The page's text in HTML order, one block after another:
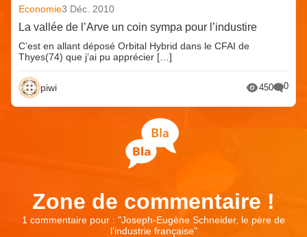
Economie3 Déc. 2010
La vallée de l’Arve un coin sympa pour l’industire
C’est en allant déposé Orbital Hybrid dans le CFAI de
Thyes(74) que j’ai pu apprécier […]
piwi 450 0
Zone de commentaire !
1 commentaire pour : "Joseph-Eugène Schneider, le père de
l’industrie française"